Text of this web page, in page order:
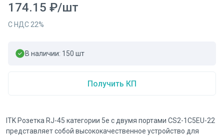
174.15 ₽/шт
С НДС 22%
В наличии: 150 шт
Получить КП
ITK Розетка RJ-45 категории 5е с двумя портами CS2-1C5EU-22
представляет собой высококачественное устройство для